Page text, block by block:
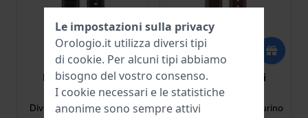
Emporio Armani
AAR11556
Diver 22 mm Cinturino in
Emporio Armani
AAR11572
Minimalist 22 mm Cinturino
Le impostazioni sulla privacy
Orologio.it utilizza diversi tipi
di cookie. Per alcuni tipi abbiamo
bisogno del vostro consenso.
I cookie necessari e le statistiche
anonime sono sempre attivi